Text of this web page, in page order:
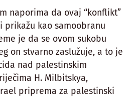
naporima da ovaj “konflikt”
prikažu kao samoobranu
je da se ovom sukobu
on stvarno zaslužuje, a to je
nad palestinskim
H. Milbitskya,
priprema za palestinski